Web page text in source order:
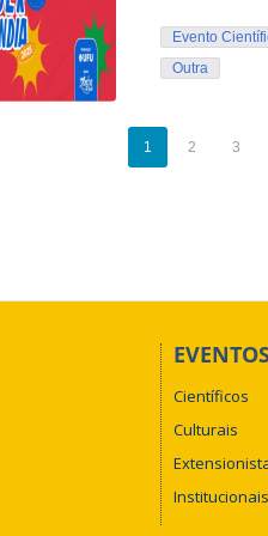
Evento
Outra
1 2 3
Científicos
Culturais
Institucionais